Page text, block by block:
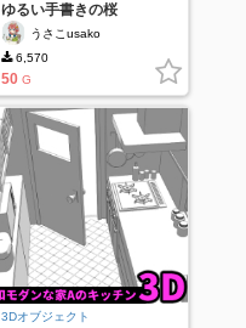
ゆるい手書きの桜
うさこusako
6,570
50 G
3Dオブジェクト